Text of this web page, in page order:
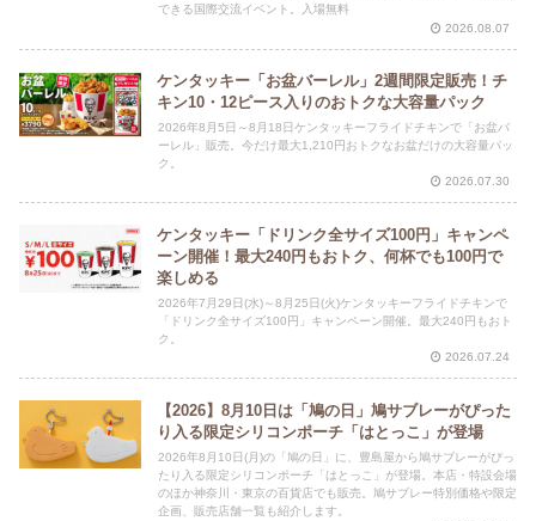
できる国際交流イベント。入場無料
2026.08.07
ケンタッキー「お盆バーレル」2週間限定販売！チ
キン10・12ピース入りのおトクな大容量パック
2026年8月5日～8月18日ケンタッキーフライドチキンで「お盆バ
ーレル」販売。今だけ最大1,210円おトクなお盆だけの大容量パッ
ク。
2026.07.30
ケンタッキー「ドリンク全サイズ100円」キャンペ
ーン開催！最大240円もおトク、何杯でも100円で
楽しめる
2026年7月29日(水)～8月25日(火)ケンタッキーフライドチキンで
「ドリンク全サイズ100円」キャンペーン開催。最大240円もおト
ク。
2026.07.24
【2026】8月10日は「鳩の日」鳩サブレーがぴった
り入る限定シリコンポーチ「はとっこ」が登場
2026年8月10日(月)の「鳩の日」に、豊島屋から鳩サブレーがぴっ
たり入る限定シリコンポーチ「はとっこ」が登場。本店・特設会場
のほか神奈川・東京の百貨店でも販売。鳩サブレー特別価格や限定
企画、販売店舗一覧も紹介します。